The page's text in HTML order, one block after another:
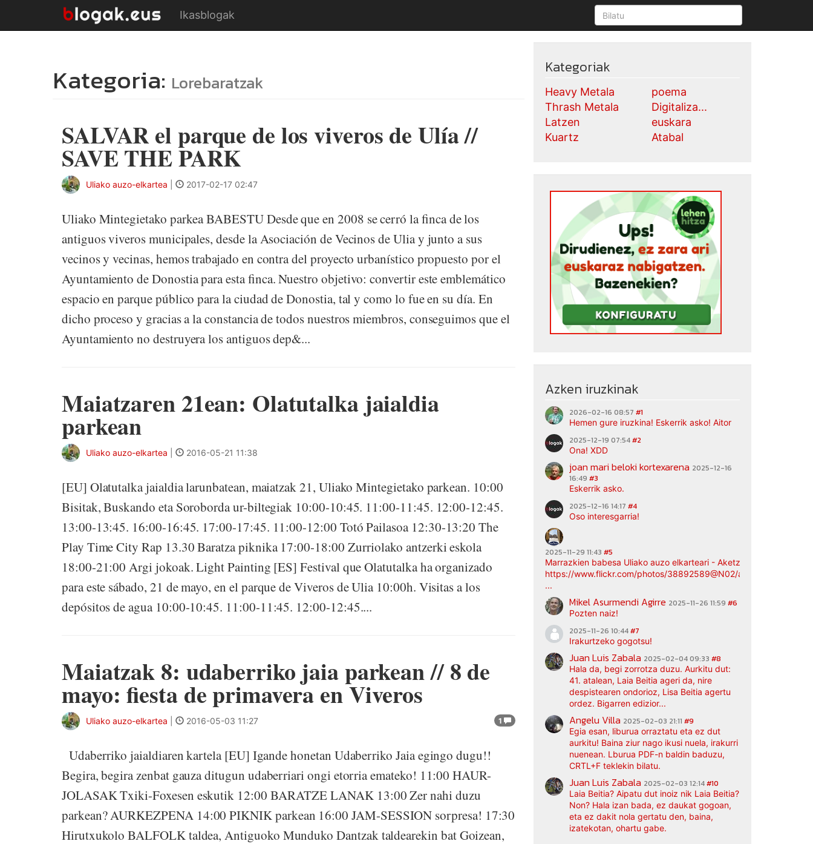
Ikasblogak
Kategoria: Lorebaratzak
SALVAR el parque de los viveros de Ulía //
SAVE THE PARK
Uliako auzo-elkartea 2017-02-17 02:47
Uliako Mintegietako parkea BABESTU Desde que en 2008 se cerró la finca de los
antiguos viveros municipales, desde la Asociación de Vecinos de Ulia y junto a sus
vecinos y vecinas, hemos trabajado en contra del proyecto urbanístico propuesto por el
Ayuntamiento de Donostia para esta finca. Nuestro objetivo: convertir este emblemático
espacio en parque público para la ciudad de Donostia, tal y como lo fue en su día. En
dicho proceso y gracias a la constancia de todos nuestros miembros, conseguimos que el
Ayuntamiento no destruyera los antiguos dep&...
Maiatzaren 21ean: Olatutalka jaialdia
parkean
Uliako auzo-elkartea 2016-05-21 11:38
[EU] Olatutalka jaialdia larunbatean, maiatzak 21, Uliako Mintegietako parkean. 10:00
Bisitak, Buskando eta Soroborda ur-biltegiak 10:00-10:45. 11:00-11:45. 12:00-12:45.
13:00-13:45. 16:00-16:45. 17:00-17:45. 11:00-12:00 Totó Pailasoa 12:30-13:20 The
Play Time City Rap 13.30 Baratza piknika 17:00-18:00 Zurriolako antzerki eskola
18:00-21:00 Argi jokoak. Light Painting [ES] Festival que Olatutalka ha organizado
para este sábado, 21 de mayo, en el parque de Viveros de Ulia 10:00h. Visitas a los
depósitos de agua 10:00-10:45. 11:00-11:45. 12:00-12:45....
Maiatzak 8: udaberriko jaia parkean // 8 de
mayo: fiesta de primavera en Viveros
1
Uliako auzo-elkartea 2016-05-03 11:27
Udaberriko jaialdiaren kartela [EU] Igande honetan Udaberriko Jaia egingo dugu!!
Begira, begira zenbat gauza ditugun udaberriari ongi etorria emateko! 11:00 HAUR-
JOLASAK Txiki-Foxesen eskutik 12:00 BARATZE LANAK 13:00 Zer nahi duzu
parkean? AURKEZPENA 14:00 PIKNIK parkean 16:00 JAM-SESSION sorpresa! 17:30
Hirutxukolo BALFOLK taldea, Antiguoko Munduko Dantzak taldearekin bat Goizean,
Kategoriak
Heavy Metala
Thrash Metala
Latzen
Kuartz
poema
Digitaliza...
euskara
Atabal
Azken iruzkinak
2026-02-16 08:57 #1
Hemen gure iruzkina! Eskerrik asko! Aitor
2025-12-19 07:54#2
Ona! XDD
joan mari beloki kortexarena 2025-12-16
16:49 #3
Eskerrik asko.
2025-12-16 14:17 #4
Oso interesgarria!
2025-11-29 11:43 #5
Marrazkien babesa Uliako auzo elkarteari - Aketz etxea (argazki
https://www.flickr.com/photos/38892589@N02/albums/
...
Mikel Asurmendi Agirre 2025-11-26 11:59 #6
Pozten naiz!
2025-11-26 10:44#7
Irakurtzeko gogotsu!
Juan Luis Zabala 2025-02-04 09:33 #8
Hala da, begi zorrotza duzu. Aurkitu dut:
41. atalean, Laia Beitia ageri da, nire
despistearen ondorioz, Lisa Beitia agertu
ordez. Bigarren edizior...
Angelu Villa 2025-02-03 21:11 #9
Egia esan, liburua orraztatu eta ez dut
aurkitu! Baina ziur nago ikusi nuela, irakurri
nuenean. Lburua PDF-n baldin baduzu,
CRTL+F teklekin bilatu.
Juan Luis Zabala 2025-02-03 12:14#10
Laia Beitia? Aipatu dut inoiz nik Laia Beitia?
Non? Hala izan bada, ez daukat gogoan,
eta ez dakit nola gertatu den, baina,
izatekotan, ohartu gabe.